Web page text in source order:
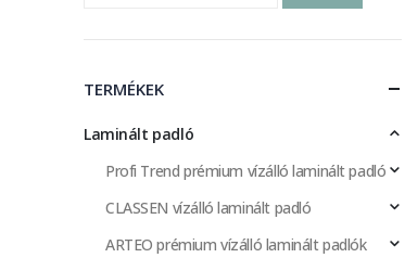
TERMÉKEK
Laminált padló
Profi Trend prémium vízálló laminált padló
CLASSEN vízálló laminált padló
ARTEO prémium vízálló laminált padlók